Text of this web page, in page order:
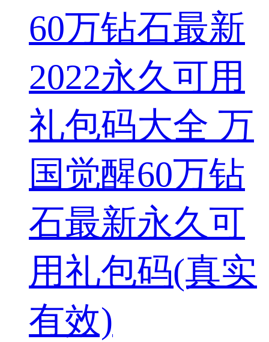
60万钻石最新
2022永久可用
礼包码大全 万
国觉醒60万钻
石最新永久可
用礼包码(真实
有效)